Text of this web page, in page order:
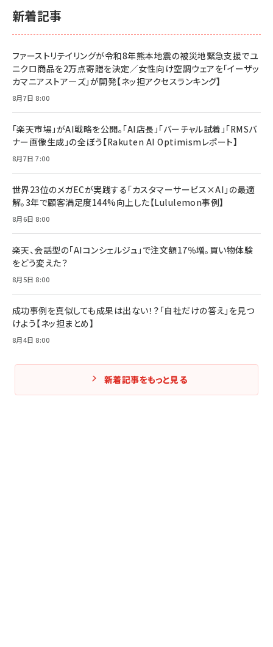
新着記事
ファーストリテイリングが令和8年熊本地震の被災地緊急支援でユ
ニクロ商品を2万点寄贈を決定／女性向け空調ウェアを「イーザッ
カマニアストア―ズ」が開発【ネッ担アクセスランキング】
8月7日 8:00
「楽天市場」がAI戦略を公開。「AI店長」「バーチャル試着」「RMSバ
ナー画像生成」の全ぼう【Rakuten AI Optimismレポート】
8月7日 7:00
世界23位のメガECが実践する「カスタマーサービス×AI」の最適
解。3年で顧客満足度144%向上した【Lululemon事例】
8月6日 8:00
楽天、会話型の「AIコンシェルジュ」で注文額17％増。買い物体験
をどう変えた？
8月5日 8:00
成功事例を真似しても成果は出ない！？「自社だけの答え」を見つ
けよう【ネッ担まとめ】
8月4日 8:00
新着記事をもっと見る